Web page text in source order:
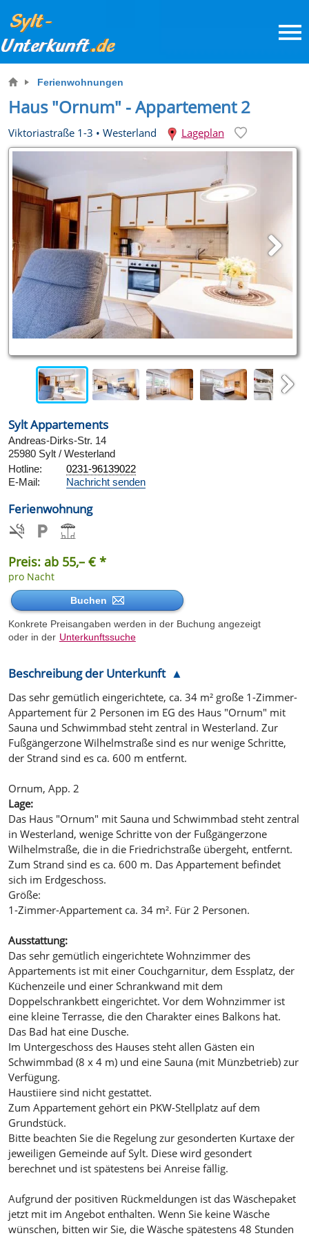
Ferienwohnungen
Haus "Ornum" - Appartement 2
Viktoriastraße 1-3 • Westerland Lageplan
Sylt Appartements
Andreas-Dirks-Str. 14
25980 Sylt / Westerland
Hotline:
0231-96139022
E-Mail:
Nachricht senden
Ferienwohnung
Preis: ab 55,– € *
pro Nacht
Buchen
Konkrete Preisangaben werden in der Buchung angezeigt
oder in der Unterkunftssuche
Beschreibung der Unterkunft
Das sehr gemütlich eingerichtete, ca. 34 m² große 1-Zimmer-
Appartement für 2 Personen im EG des Haus "Ornum" mit
Sauna und Schwimmbad steht zentral in Westerland. Zur
Fußgängerzone Wilhelmstraße sind es nur wenige Schritte,
der Strand sind es ca. 600 m entfernt.
Ornum, App. 2
Lage:
Das Haus "Ornum" mit Sauna und Schwimmbad steht zentral
in Westerland, wenige Schritte von der Fußgängerzone
Wilhelmstraße, die in die Friedrichstraße übergeht, entfernt.
Zum Strand sind es ca. 600 m. Das Appartement befindet
sich im Erdgeschoss.
Größe:
1-Zimmer-Appartement ca. 34 m². Für 2 Personen.
Ausstattung:
Das sehr gemütlich eingerichtete Wohnzimmer des
Appartements ist mit einer Couchgarnitur, dem Essplatz, der
Küchenzeile und einer Schrankwand mit dem
Doppelschrankbett eingerichtet. Vor dem Wohnzimmer ist
eine kleine Terrasse, die den Charakter eines Balkons hat.
Das Bad hat eine Dusche.
Im Untergeschoss des Hauses steht allen Gästen ein
Schwimmbad (8 x 4 m) und eine Sauna (mit Münzbetrieb) zur
Verfügung.
Haustiiere sind nicht gestattet.
Zum Appartement gehört ein PKW-Stellplatz auf dem
Grundstück.
Bitte beachten Sie die Regelung zur gesonderten Kurtaxe der
jeweiligen Gemeinde auf Sylt. Diese wird gesondert
berechnet und ist spätestens bei Anreise fällig.
Aufgrund der positiven Rückmeldungen ist das Wäschepaket
jetzt mit im Angebot enthalten. Wenn Sie keine Wäsche
wünschen, bitten wir Sie, die Wäsche spätestens 48 Stunden